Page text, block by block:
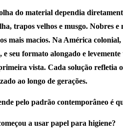
do material dependia
trapos velhos e musgo. Nobres e
mais macios. Na América colonial,
seu formato alongado e
vista. Cada solução refletia
ao longo de gerações.
pelo padrão contemporâneo é
a usar papel para higiene?